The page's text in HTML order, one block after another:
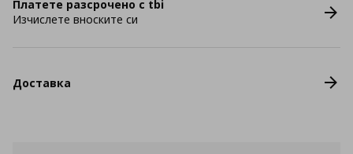
Платете разсрочено с tbi
Изчислете вноските си
Доставка